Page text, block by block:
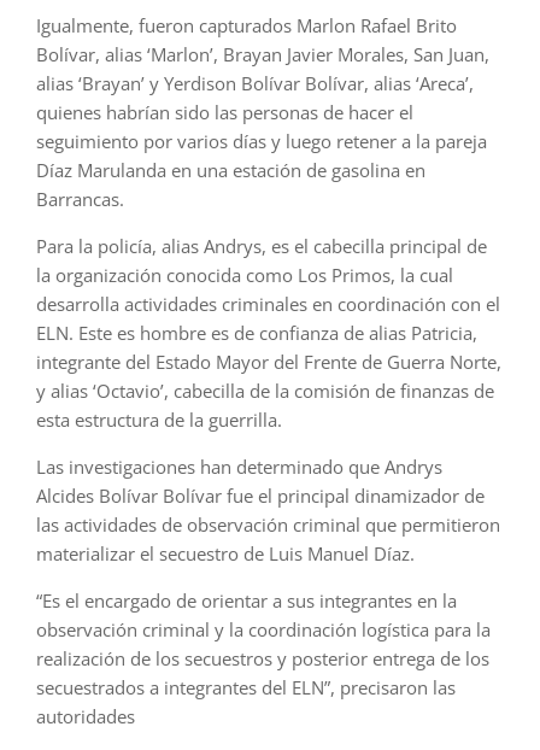
Igualmente, fueron capturados Marlon Rafael Brito
Bolívar, alias ‘Marlon’, Brayan Javier Morales, San Juan,
alias ‘Brayan’ y Yerdison Bolívar Bolívar, alias ‘Areca’,
quienes habrían sido las personas de hacer el
seguimiento por varios días y luego retener a la pareja
Díaz Marulanda en una estación de gasolina en
Barrancas.
Para la policía, alias Andrys, es el cabecilla principal de
la organización conocida como Los Primos, la cual
desarrolla actividades criminales en coordinación con el
ELN. Este es hombre es de confianza de alias Patricia,
integrante del Estado Mayor del Frente de Guerra Norte,
y alias ‘Octavio’, cabecilla de la comisión de finanzas de
esta estructura de la guerrilla.
Las investigaciones han determinado que Andrys
Alcides Bolívar Bolívar fue el principal dinamizador de
las actividades de observación criminal que permitieron
materializar el secuestro de Luis Manuel Díaz.
“Es el encargado de orientar a sus integrantes en la
observación criminal y la coordinación logística para la
realización de los secuestros y posterior entrega de los
secuestrados a integrantes del ELN”, precisaron las
autoridades